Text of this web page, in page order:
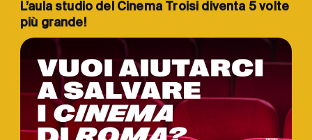
L’aula studio del Cinema Troisi diventa 5 volte
più grande!